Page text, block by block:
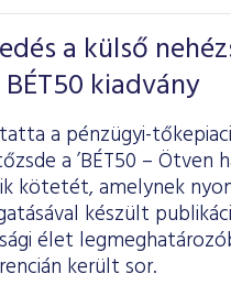
a külső
kiadvány
a pénzügyi-
a ’BÉT50 –
kötetét, amelynek
készült
élet
került sor.